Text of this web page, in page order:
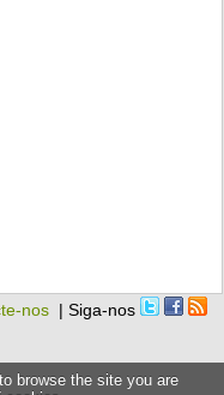
nos | Siga-nos
browse the site you are